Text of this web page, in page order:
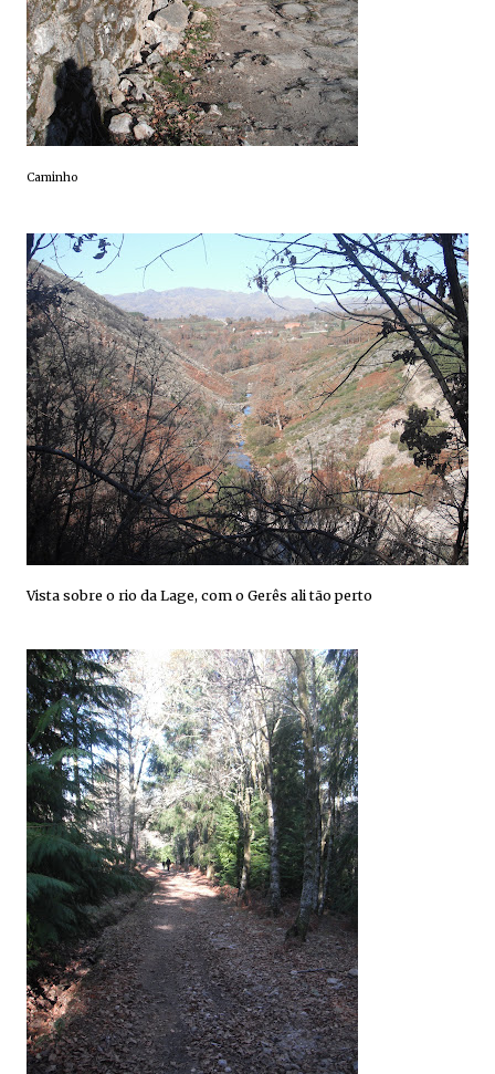
Caminho
Vista sobre o rio da Lage, com o Gerês ali tão perto